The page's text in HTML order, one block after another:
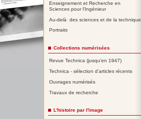
Enseignement et Recherche en
Sciences pour l'Ingénieur
Au-delà des sciences et de la technique
Portraits
Collections numérisées
Revue Technica (jusqu'en 1947)
Technica - sélection d'articles récents
Ouvrages numérisés
Travaux de recherche
L'histoire par l'image